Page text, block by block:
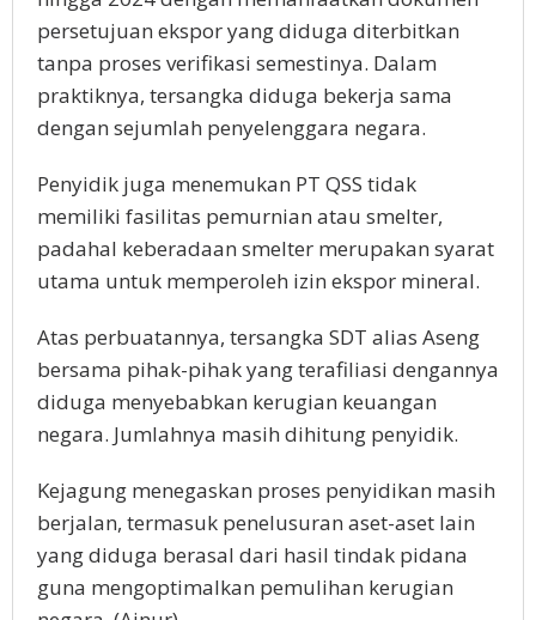
persetujuan ekspor yang diduga diterbitkan
tanpa proses verifikasi semestinya. Dalam
praktiknya, tersangka diduga bekerja sama
dengan sejumlah penyelenggara negara.
Penyidik juga menemukan PT QSS tidak
memiliki fasilitas pemurnian atau smelter,
padahal keberadaan smelter merupakan syarat
utama untuk memperoleh izin ekspor mineral.
Atas perbuatannya, tersangka SDT alias Aseng
bersama pihak-pihak yang terafiliasi dengannya
diduga menyebabkan kerugian keuangan
negara. Jumlahnya masih dihitung penyidik.
Kejagung menegaskan proses penyidikan masih
berjalan, termasuk penelusuran aset-aset lain
yang diduga berasal dari hasil tindak pidana
guna mengoptimalkan pemulihan kerugian